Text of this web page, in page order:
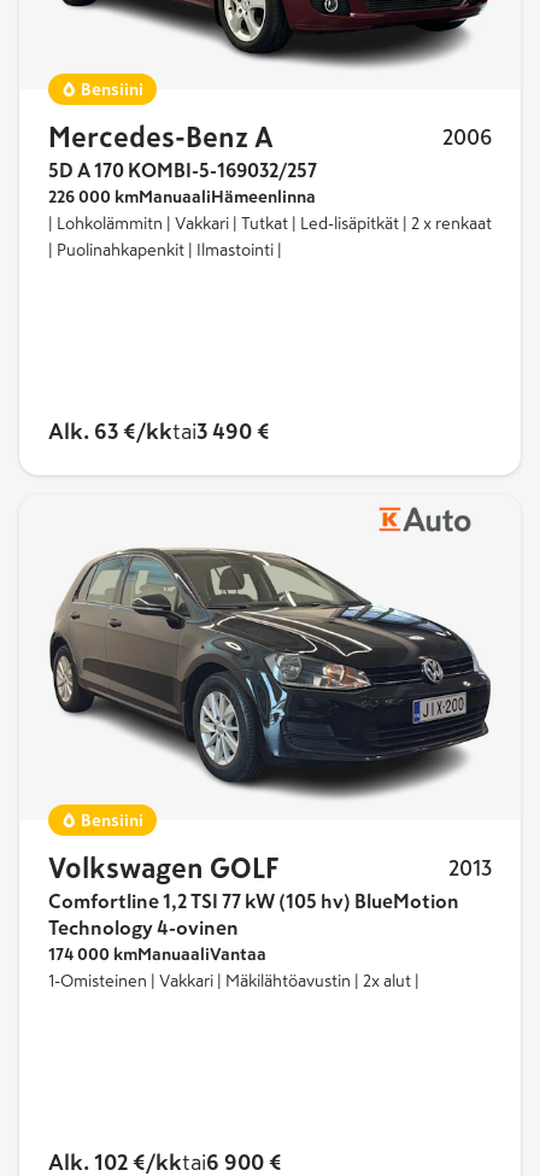
Bensiini
Mercedes-Benz A 2006
5D A 170 KOMBI-5-169032/257
226 000 kmManuaaliHämeenlinna
| Lohkolämmitn | Vakkari | Tutkat | Led-lisäpitkät | 2 x renkaat
| Puolinahkapenkit | Ilmastointi |
Alk. 63 €/kktai3 490 €
Bensiini
Volkswagen GOLF 2013
Comfortline 1,2 TSI 77 kW (105 hv) BlueMotion
Technology 4-ovinen
174 000 km ManuaaliVantaa
1-Omisteinen | Vakkari | Mäkilähtöavustin | 2x alut |
Alk. 102 €/kktai6 900 €